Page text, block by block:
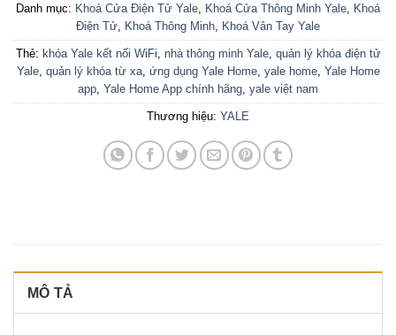
Danh mục: Khoá Cửa Điện Tử Yale Khoá Cửa Thông Minh Yale Khoá
Điện Tử Khoá Thông Minh Khoá Vân Tay Yale
Thẻ: khóa Yale kết nối WiFi nhà thông minh Yale, quản lý khóa điện tử
Yale, quản lý khóa từ xa, ứng dụng Yale Home, yale home, Yale Home
app Yale Home App chính hãng yale việt nam
Thương hiệu: YALE
MÔ TẢ